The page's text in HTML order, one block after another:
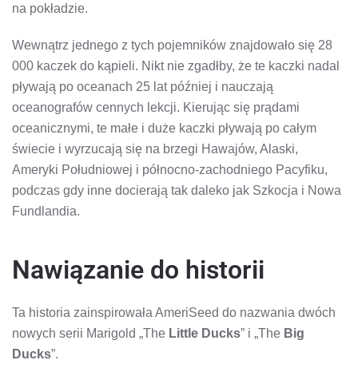
na pokładzie.
Wewnątrz jednego z tych pojemników znajdowało się 28
000 kaczek do kąpieli. Nikt nie zgadłby, że te kaczki nadal
pływają po oceanach 25 lat później i nauczają
oceanografów cennych lekcji. Kierując się prądami
oceanicznymi, te małe i duże kaczki pływają po całym
świecie i wyrzucają się na brzegi Hawajów, Alaski,
Ameryki Południowej i północno-zachodniego Pacyfiku,
podczas gdy inne docierają tak daleko jak Szkocja i Nowa
Fundlandia.
Nawiązanie do historii
Ta historia zainspirowała AmeriSeed do nazwania dwóch
nowych serii Marigold „The Little Ducks” i „The Big
Ducks”.